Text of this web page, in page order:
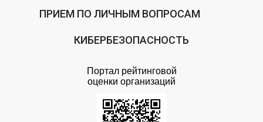
ПРИЕМ ПО ЛИЧНЫМ ВОПРОСАМ
КИБЕРБЕЗОПАСНОСТЬ
Портал рейтинговой
оценки организаций